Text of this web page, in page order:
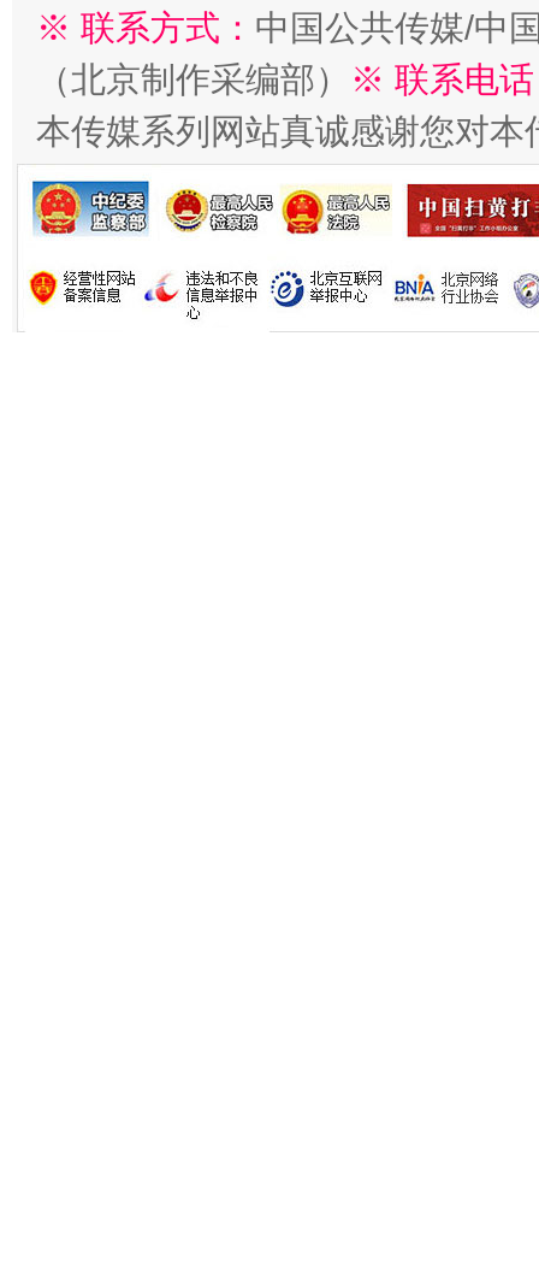
※ 联系方式： 中国公共传媒/中
（北京制作采编部）
※ 联系电
本传媒系列网站真诚感谢您对